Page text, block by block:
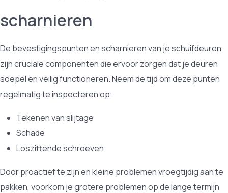
scharnieren
De bevestigingspunten en scharnieren van je schuifdeuren
zijn cruciale componenten die ervoor zorgen dat je deuren
soepel en veilig functioneren. Neem de tijd om deze punten
regelmatig te inspecteren op:
Tekenen van slijtage
Schade
Loszittende schroeven
Door proactief te zijn en kleine problemen vroegtijdig aan te
pakken, voorkom je grotere problemen op de lange termijn